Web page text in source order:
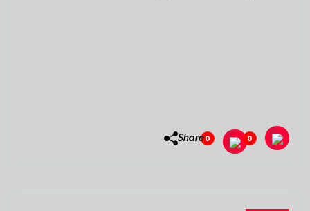
0
0
Share